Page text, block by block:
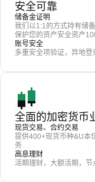
安全可靠
储备金证明
我们以1:1的方式持有储
保护您的资产安全资产
账号安全
多重安全项验证，异地
全面的加密货币
现货交易、合约交易
提供400+现货币种&U本
务
高息理财
活期理财，大额活期，